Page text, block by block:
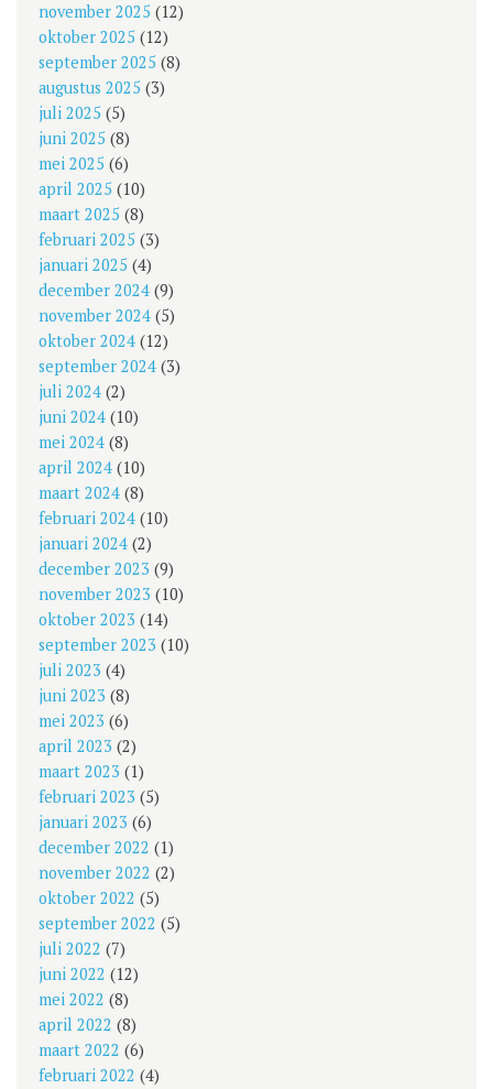
november 2025 (12)
oktober 2025 (12)
september 2025 (8)
augustus 2025 (3)
juli 2025 (5)
juni 2025 (8)
mei 2025 (6)
april 2025 (10)
maart 2025 (8)
februari 2025 (3)
januari 2025 (4)
december 2024 (9)
november 2024 (5)
oktober 2024 (12)
september 2024 (3)
juli 2024 (2)
juni 2024 (10)
mei 2024 (8)
april 2024 (10)
maart 2024 (8)
februari 2024 (10)
januari 2024 (2)
december 2023 (9)
november 2023 (10)
oktober 2023 (14)
september 2023 (10)
juli 2023 (4)
juni 2023 (8)
mei 2023 (6)
april 2023 (2)
maart 2023 (1)
februari 2023 (5)
januari 2023 (6)
december 2022 (1)
november 2022 (2)
oktober 2022 (5)
september 2022 (5)
juli 2022 (7)
juni 2022 (12)
mei 2022 (8)
april 2022 (8)
maart 2022 (6)
februari 2022 (4)